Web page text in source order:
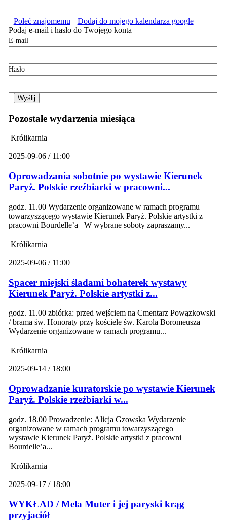
Poleć znajomemu
Dodaj do mojego kalendarza google
Podaj e-mail i hasło do Twojego konta
E-mail
Hasło
Pozostałe wydarzenia miesiąca
Królikarnia
2025-09-06 / 11:00
Oprowadzania sobotnie po wystawie Kierunek
Paryż. Polskie rzeźbiarki w pracowni...
godz. 11.00 Wydarzenie organizowane w ramach programu
towarzyszącego wystawie Kierunek Paryż. Polskie artystki z
pracowni Bourdelle’a W wybrane soboty zapraszamy...
Królikarnia
2025-09-06 / 11:00
Spacer miejski śladami bohaterek wystawy
Kierunek Paryż. Polskie artystki z...
godz. 11.00 zbiórka: przed wejściem na Cmentarz Powązkowski
/ brama św. Honoraty przy kościele św. Karola Boromeusza
Wydarzenie organizowane w ramach programu...
Królikarnia
2025-09-14 / 18:00
Oprowadzanie kuratorskie po wystawie Kierunek
Paryż. Polskie rzeźbiarki w...
godz. 18.00 Prowadzenie: Alicja Gzowska Wydarzenie
organizowane w ramach programu towarzyszącego
wystawie Kierunek Paryż. Polskie artystki z pracowni
Bourdelle’a...
Królikarnia
2025-09-17 / 18:00
WYKŁAD / Mela Muter i jej paryski krąg
przyjaciół